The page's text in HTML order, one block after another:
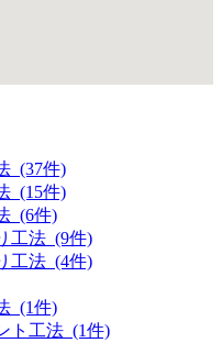
(37件)
(15件)
(6件)
工法 (9件)
工法 (4件)
(1件)
ト工法 (1件)